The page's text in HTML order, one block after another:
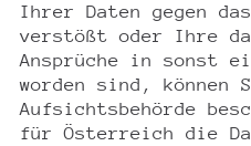
Ihrer Daten gegen
verstößt oder Ihre
Ansprüche in sonst
worden sind, können
Aufsichtsbehörde
für Österreich die